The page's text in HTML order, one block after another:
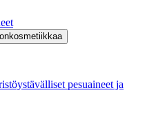
pesuaineet ja